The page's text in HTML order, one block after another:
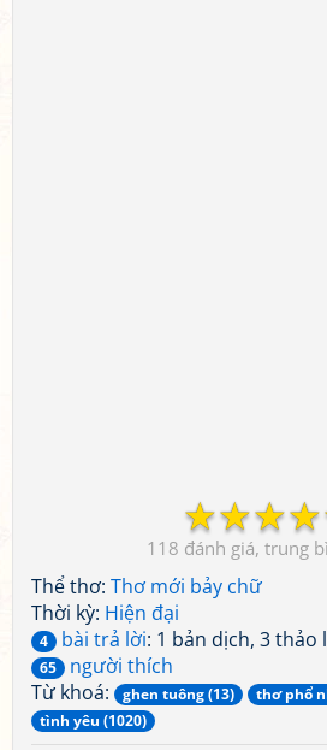
☆
☆
☆
☆
118
Thể thơ: Thơ mới bảy chữ
Thời kỳ: Hiện đại
4 bài trả lời: 1 bản dịch, 3 thảo
65
người thích
Từ khoá:
ghen tuông (13)
thơ phổ
tình yêu (1020)